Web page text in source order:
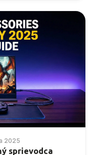
2025
sprievodca